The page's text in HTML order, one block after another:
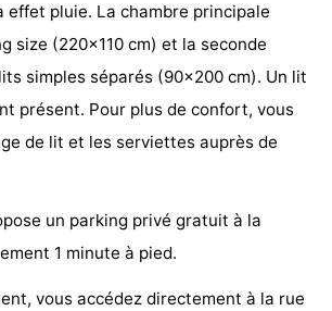
effet pluie. La chambre principale
size (220x110 cm) et la seconde
simples séparés (90x200 cm). Un lit
présent. Pour plus de confort, vous
de lit et les serviettes auprès de
un parking privé gratuit à la
1 minute à pied.
vous accédez directement à la rue